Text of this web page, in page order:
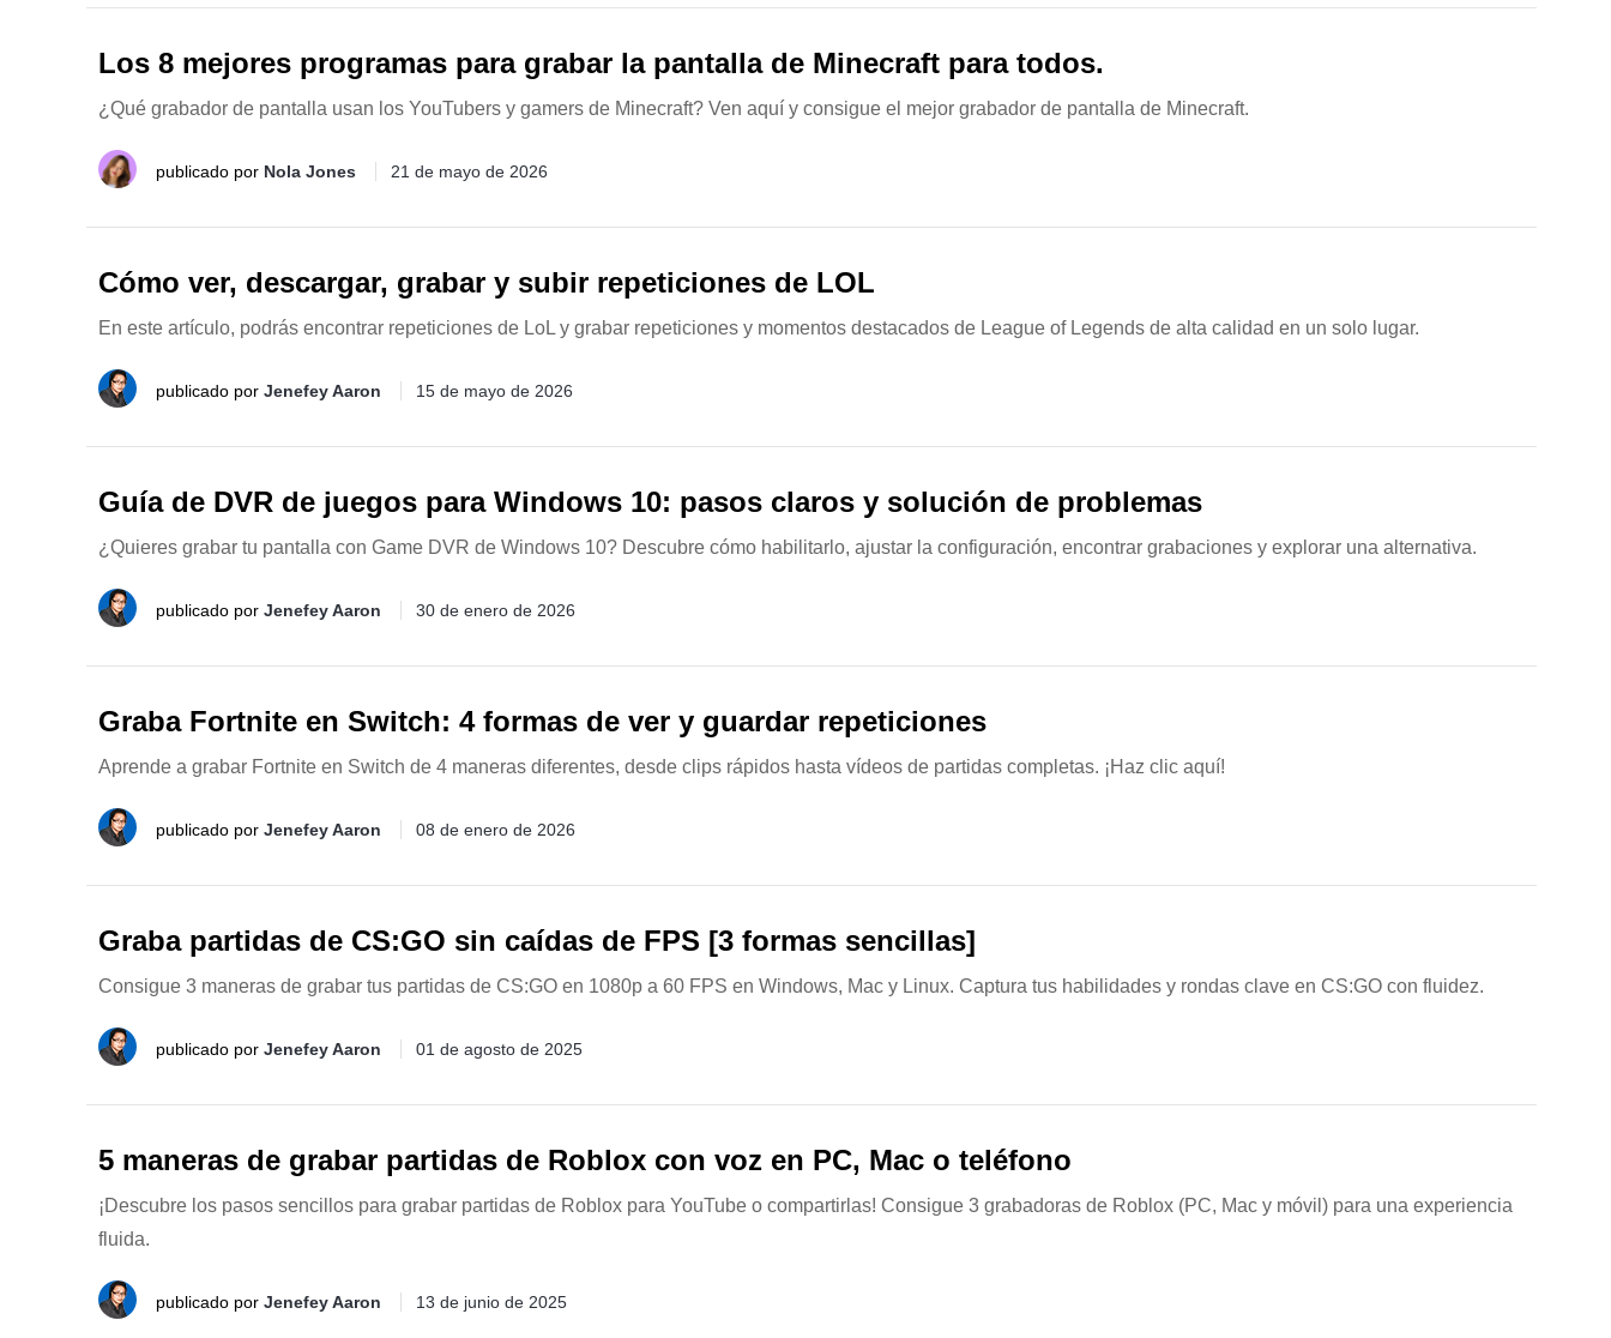
Los 8 mejores programas para grabar la pantalla de Minecraft para todos.
¿Qué grabador de pantalla usan los YouTubers y gamers de Minecraft? Ven aquí y consigue el mejor grabador de pantalla de Minecraft.
publicado por Nola Jones 21 de mayo de 2026
Cómo ver, descargar, grabar y subir repeticiones de LOL
En este artículo, podrás encontrar repeticiones de LoL y grabar repeticiones y momentos destacados de League of Legends de alta calidad en un solo lugar.
publicado por Jenefey Aaron 15 de mayo de 2026
Guía de DVR de juegos para Windows 10: pasos claros y solución de problemas
¿Quieres grabar tu pantalla con Game DVR de Windows 10? Descubre cómo habilitarlo, ajustar la configuración, encontrar grabaciones y explorar una alternativa.
publicado por Jenefey Aaron 30 de enero de 2026
Graba Fortnite en Switch: 4 formas de ver y guardar repeticiones
Aprende a grabar Fortnite en Switch de 4 maneras diferentes, desde clips rápidos hasta vídeos de partidas completas. ¡Haz clic aquí!
publicado por Jenefey Aaron 08 de enero de 2026
Graba partidas de CS:GO sin caídas de FPS [3 formas sencillas]
Consigue 3 maneras de grabar tus partidas de CS:GO en 1080p a 60 FPS en Windows, Mac y Linux. Captura tus habilidades y rondas clave en CS:GO con fluidez.
publicado por Jenefey Aaron 01 de agosto de 2025
5 maneras de grabar partidas de Roblox con voz en PC, Mac o teléfono
¡Descubre los pasos sencillos para grabar partidas de Roblox para YouTube o compartirlas! Consigue 3 grabadoras de Roblox (PC, Mac y móvil) para una experiencia
fluida.
publicado por Jenefey Aaron 13 de junio de 2025